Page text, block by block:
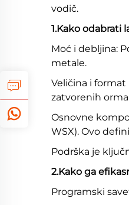
vodič.
1.Kako odabrati
Moć i debljina:
metale.
Veličina i
zatvorenih
Osnovne
WSX). Ovo
Podrška je
2.Kako ga
Programski